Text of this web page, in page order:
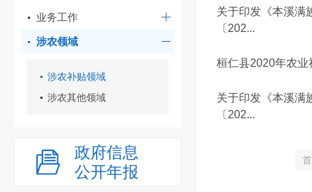
业务工作
涉农领域
涉农补贴领域
涉农其他领域
政府信息
公开年报
关于印发《本溪满
〔202...
桓仁县2020年农
关于印发《本溪满
〔202...